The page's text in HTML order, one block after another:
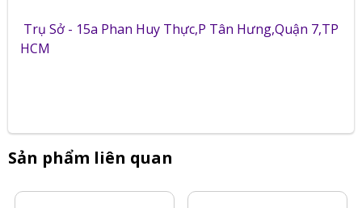
Trụ Sở - 15a Phan Huy Thực,P Tân Hưng,Quận 7,TP
HCM
Sản phẩm liên quan